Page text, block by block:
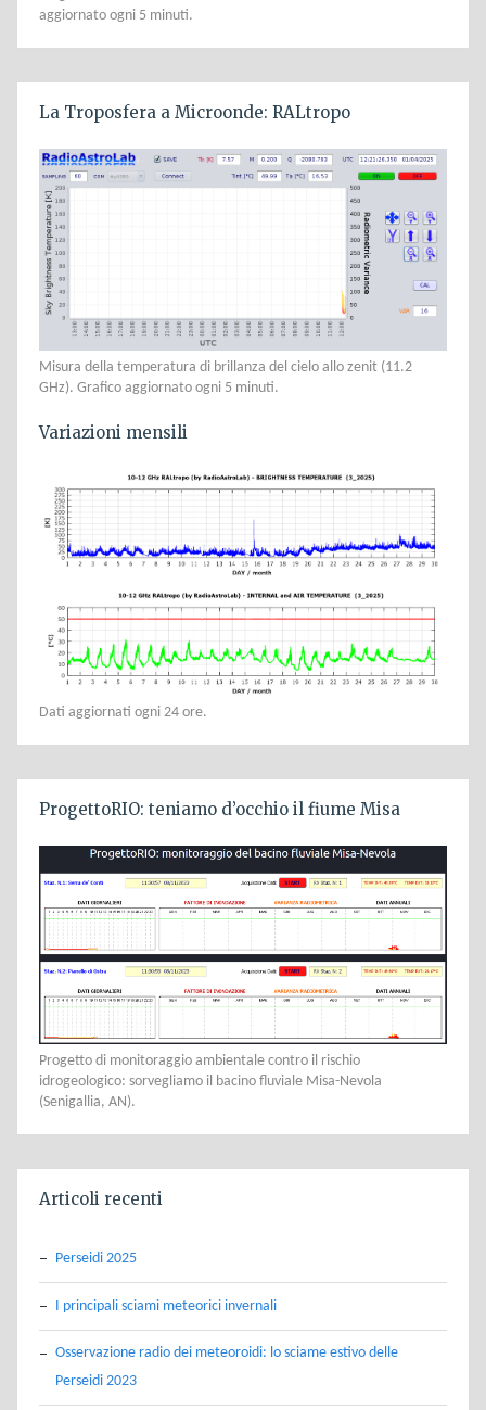
aggiornato ogni 5 minuti.
La Troposfera a Microonde: RALtropo
Misura della temperatura di brillanza del cielo allo zenit (11.2
GHz). Grafico aggiornato ogni 5 minuti.
Variazioni mensili
Dati aggiornati ogni 24 ore.
ProgettoRIO: teniamo d’occhio il fiume Misa
Progetto di monitoraggio ambientale contro il rischio
idrogeologico: sorvegliamo il bacino fluviale Misa-Nevola
(Senigallia, AN).
Articoli recenti
Perseidi 2025
I principali sciami meteorici invernali
Osservazione radio dei meteoroidi: lo sciame estivo delle
Perseidi 2023